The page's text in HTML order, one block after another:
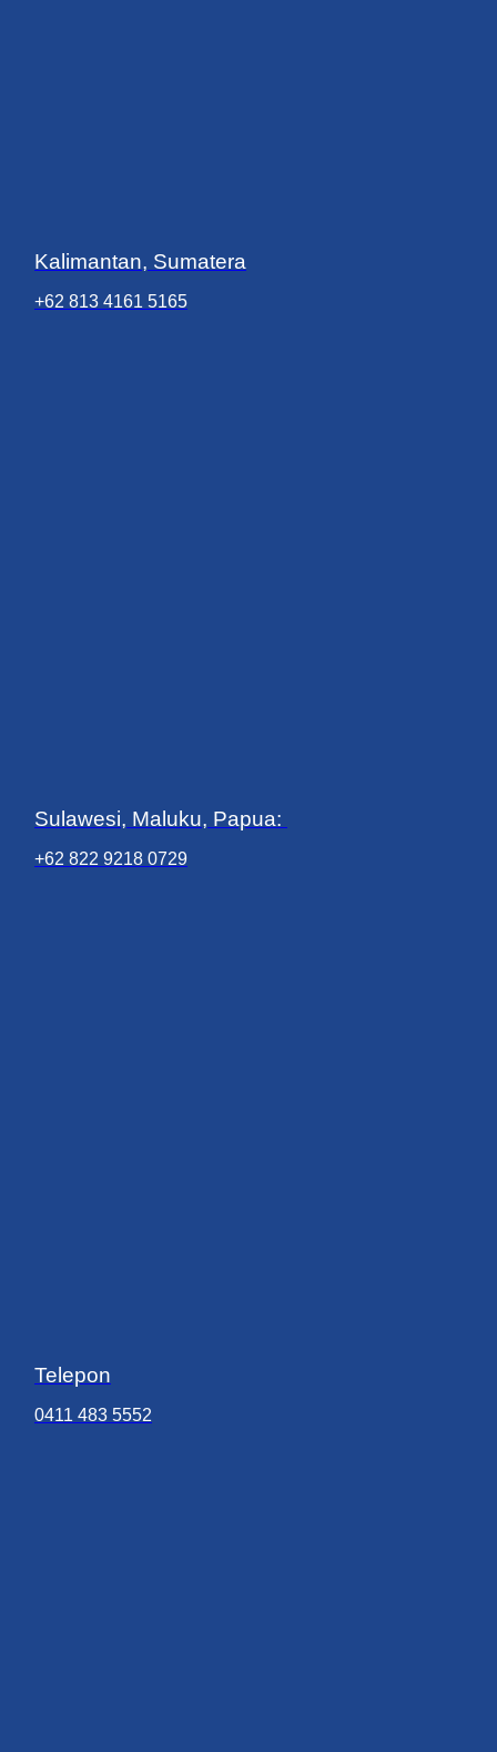
Kalimantan, Sumatera
+62 813 4161 5165
Sulawesi, Maluku, Papua:
+62 822 9218 0729
Telepon
0411 483 5552